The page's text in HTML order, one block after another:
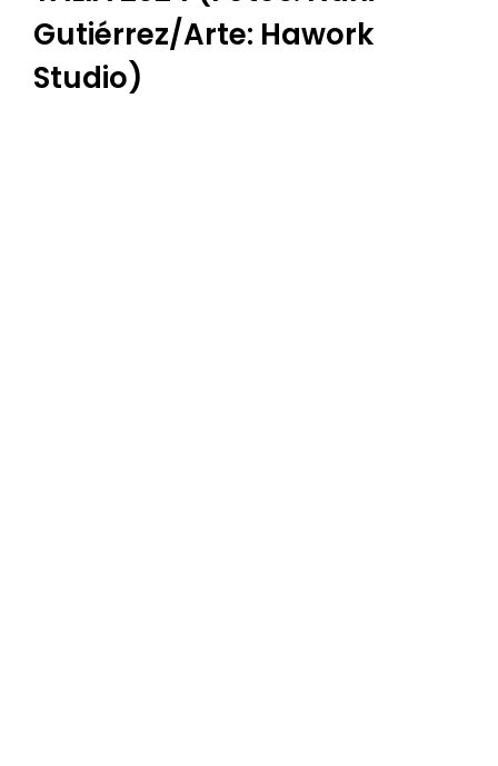
Gutiérrez/Arte: Hawork
Studio)